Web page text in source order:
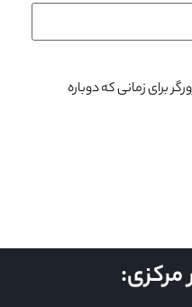
برای زمانی که دوباره
مرکزی: